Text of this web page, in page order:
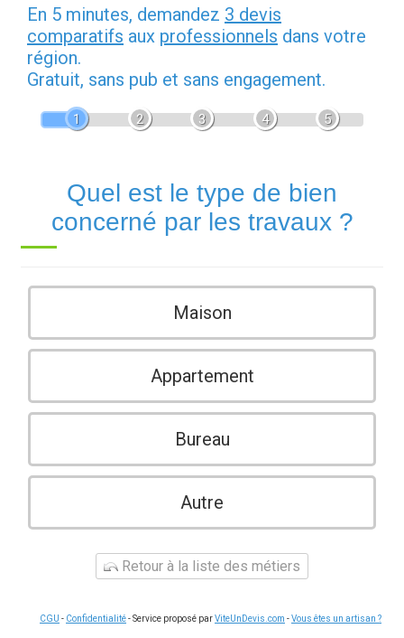
En 5 minutes, demandez 3 devis
comparatifs aux professionnels dans votre
région.
Gratuit, sans pub et sans engagement.
1 2 3 4 5
Quel est le type de bien
concerné par les travaux ?
Maison
Appartement
Bureau
Autre
Retour à la liste des métiers
CGU - Confidentialité- Service proposé parViteUnDevis.com -Vous êtes un artisan ?